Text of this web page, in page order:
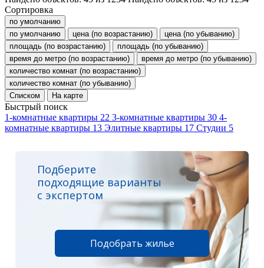
Сортировка
по умолчанию
по умолчанию
цена (по возрастанию)
цена (по убыванию)
площадь (по возрастанию)
площадь (по убыванию)
время до метро (по возрастанию)
время до метро (по убыванию)
количество комнат (по возрастанию)
количество комнат (по убыванию)
Списком
На карте
Быстрый поиск
1-комнатные квартиры 22 3-комнатные квартиры 30 4-
комнатные квартиры 13 Элитные квартиры 17 Студии 5
Подберите
подходящие варианты
с экспертом
Подобрать жилье